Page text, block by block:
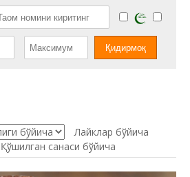
Лайклар бўйича
Қўшилган санаси бўйича